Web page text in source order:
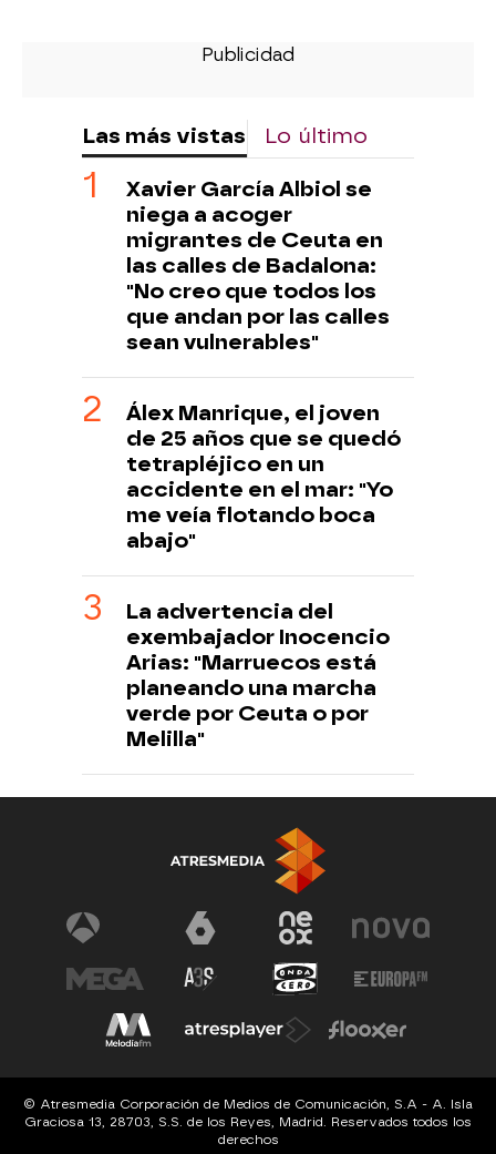
Las más vistas Lo último
Xavier García Albiol se
niega a acoger
migrantes de Ceuta en
las calles de Badalona:
"No creo que todos los
que andan por las calles
sean vulnerables"
Álex Manrique, el joven
de 25 años que se quedó
tetrapléjico en un
accidente en el mar: "Yo
me veía flotando boca
abajo"
La advertencia del
exembajador Inocencio
Arias: "Marruecos está
planeando una marcha
verde por Ceuta o por
Melilla"
© Atresmedia Corporación de Medios de Comunicación, S.A - A. Isla
Graciosa 13, 28703, S.S. de los Reyes, Madrid. Reservados todos los
derechos